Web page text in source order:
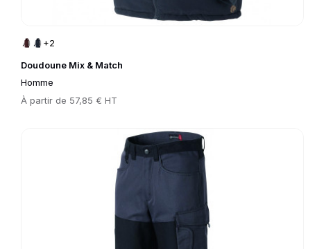
Doudoune Mix & Match
Homme
Prix
À partir de 57,85 € HT
+2